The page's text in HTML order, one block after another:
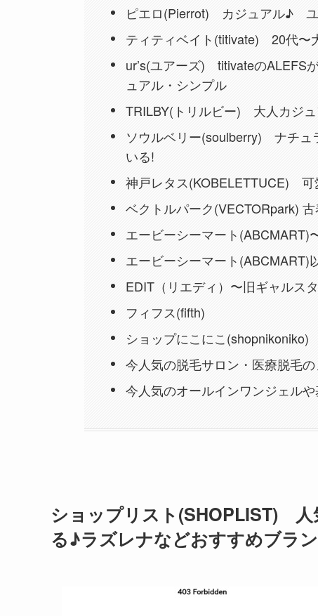
ピエロ(Pierrot) カジュアル♪ ユ
ティティベイト(titivate) 20代〜
ur’s(ユアーズ) titivateのALEFS
ュアル・シンプル
TRILBY(トリルビー) 大人カジ
ソウルベリー(soulberry) ナチュ
いる!
神戸レタス(KOBELETTUCE)
ベクトルパーク(VECTORpark)
エービーシーマート(ABCMART)
エービーシーマート(ABCMART)
EDIT（リエディ）〜旧ギャルス
フィフス(fifth)
ショップにこにこ
今人気の脱毛サロン・医療脱毛
今人気のオールインワンジェル
ショップリスト(SHOPLIST) 人
る♪ラズレナなどおすすめブラ